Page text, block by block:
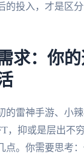
的投入，才是区
求：你
的雷神手游、小
，抑或是层出不
点。你需要思考